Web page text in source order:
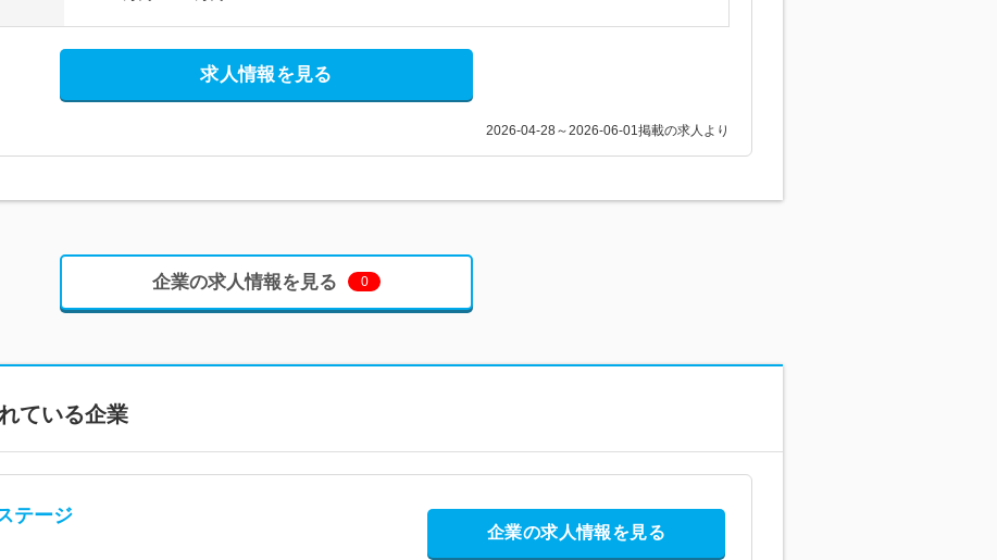
求人情報を見る
2026-04-28～2026-06-01掲載の求人より
企業の求人情報を見る 0
ている企業
テージ
企業の求人情報を見る